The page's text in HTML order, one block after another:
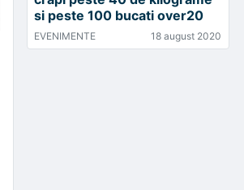
si peste 100 bucati over20
EVENIMENTE 18 august 2020